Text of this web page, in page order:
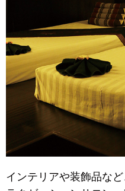
インテリアや装飾品な